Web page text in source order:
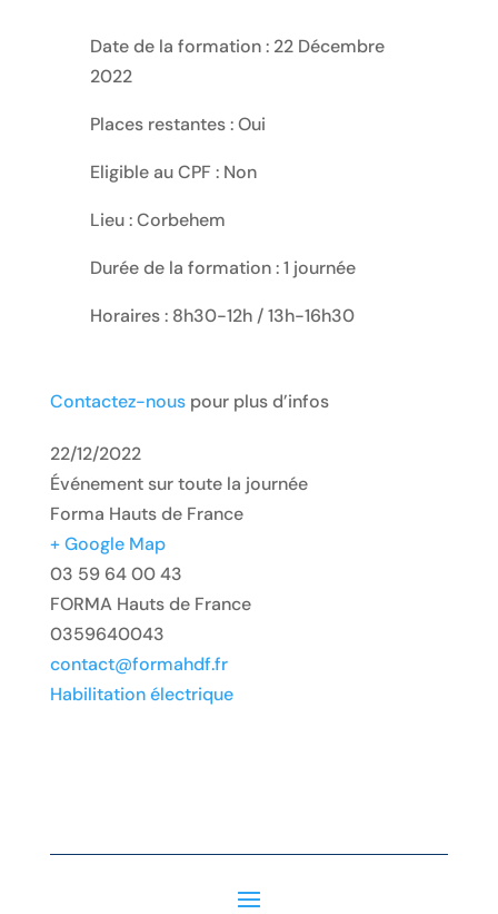
Date de la formation : 22 Décembre
2022
Places restantes : Oui
Eligible au CPF : Non
Lieu : Corbehem
Durée de la formation : 1 journée
Horaires : 8h30-12h / 13h-16h30
Contactez-nouspour plus d’infos
22/12/2022
Événement sur toute la journée
Forma Hauts de France
+ Google Map
03 59 64 00 43
FORMA Hauts de France
0359640043
contact@formahdf.fr
Habilitation électrique